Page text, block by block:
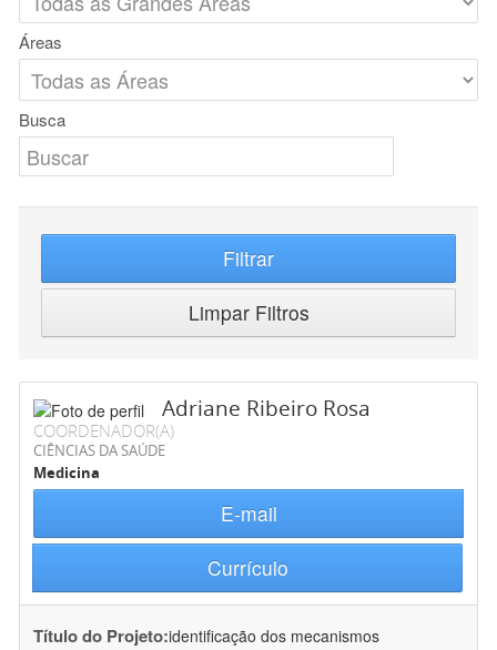
Áreas
Busca
Filtrar
Limpar Filtros
Adriane Ribeiro Rosa
COORDENADOR(A)
CIÊNCIAS DA SAÚDE
Medicina
E-mail
Currículo
Título do Projeto:identificação dos mecanismos